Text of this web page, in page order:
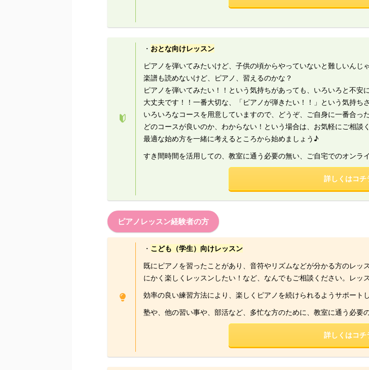
・ おとな向けレッスン
ピアノを弾いてみたいけど、子供の頃からやっていないと難しいんじ
楽譜も読めないけど、ピアノ、習えるのかな？
ピアノを弾いてみたい！！という気持ちがあっても、いろいろと不安
大丈夫です！！一番大切な、「ピアノが弾きたい！！」という気持ち
いろいろなコースを用意していますので、どうぞ、ご自身に一番合っ
どのコースが良いのか、わからない！という場合は、お気軽にご相談
最適な始め方を一緒に考えるところから始めましょう♪
すき間時間を活用しての、教室に通う必要の無い、ご自宅でのオンラ
詳しくはコチ
ピアノレッスン経験者の方
・ こども（学生）向けレッスン
既にピアノを習ったことがあり、音符やリズムなどが分かる方のレ
にかく楽しくレッスンしたい！など、なんでもご相談ください。レ
効率の良い練習方法により、楽しくピアノを続けられるようサポート
塾や、他の習い事や、部活など、多忙な方のために、教室に通う必要
詳しくはコチ